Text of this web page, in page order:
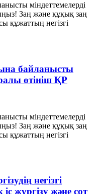
міндеттемелерді
Заң және құқық заң
құжаттың негізгі
байланысты
өтініш ҚР
міндеттемелерді
Заң және құқық заң
құжаттың негізгі
негізгі
жүргiзу және сот